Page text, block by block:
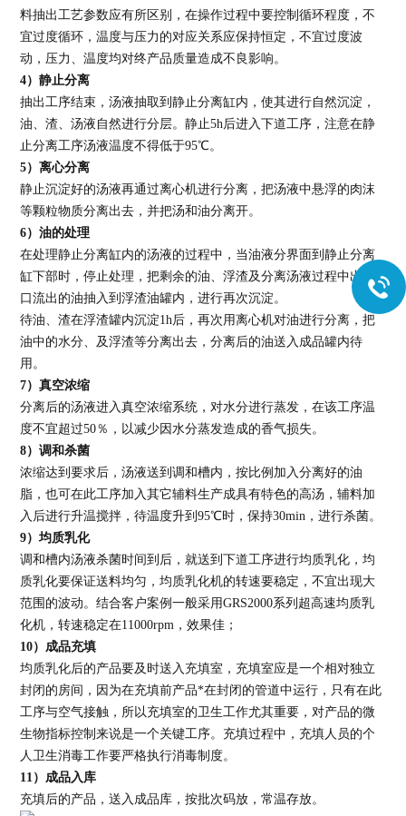
料抽出工艺参数应有所区别，在操作过程中要控制循环程度，不
宜过度循环，温度与压力的对应关系应保持恒定，不宜过度波
动，压力、温度均对终产品质量造成不良影响。
4）静止分离
抽出工序结束，汤液抽取到静止分离缸内，使其进行自然沉淀，
油、渣、汤液自然进行分层。静止5h后进入下道工序，注意在静
止分离工序汤液温度不得低于95℃。
5）离心分离
静止沉淀好的汤液再通过离心机进行分离，把汤液中悬浮的肉沫
等颗粒物质分离出去，并把汤和油分离开。
6）油的处理
在处理静止分离缸内的汤液的过程中，当油液分界面到静止分离
缸下部时，停止处理，把剩余的油、浮渣及分离汤液过程中出油
口流出的油抽入到浮渣油罐内，进行再次沉淀。
待油、渣在浮渣罐内沉淀1h后，再次用离心机对油进行分离，把
油中的水分、及浮渣等分离出去，分离后的油送入成品罐内待
用。
7）真空浓缩
分离后的汤液进入真空浓缩系统，对水分进行蒸发，在该工序温
度不宜超过50％，以减少因水分蒸发造成的香气损失。
8）调和杀菌
浓缩达到要求后，汤液送到调和槽内，按比例加入分离好的油
脂，也可在此工序加入其它辅料生产成具有特色的高汤，辅料加
入后进行升温搅拌，待温度升到95℃时，保持30min，进行杀菌。
9）均质乳化
调和槽内汤液杀菌时间到后，就送到下道工序进行均质乳化，均
质乳化要保证送料均匀，均质乳化机的转速要稳定，不宜出现大
范围的波动。结合客户案例一般采用GRS2000系列超高速均质乳
化机，转速稳定在11000rpm，效果佳；
10）成品充填
均质乳化后的产品要及时送入充填室，充填室应是一个相对独立
封闭的房间，因为在充填前产品*在封闭的管道中运行，只有在此
工序与空气接触，所以充填室的卫生工作尤其重要，对产品的微
生物指标控制来说是一个关键工序。充填过程中，充填人员的个
人卫生消毒工作要严格执行消毒制度。
11）成品入库
充填后的产品，送入成品库，按批次码放，常温存放。